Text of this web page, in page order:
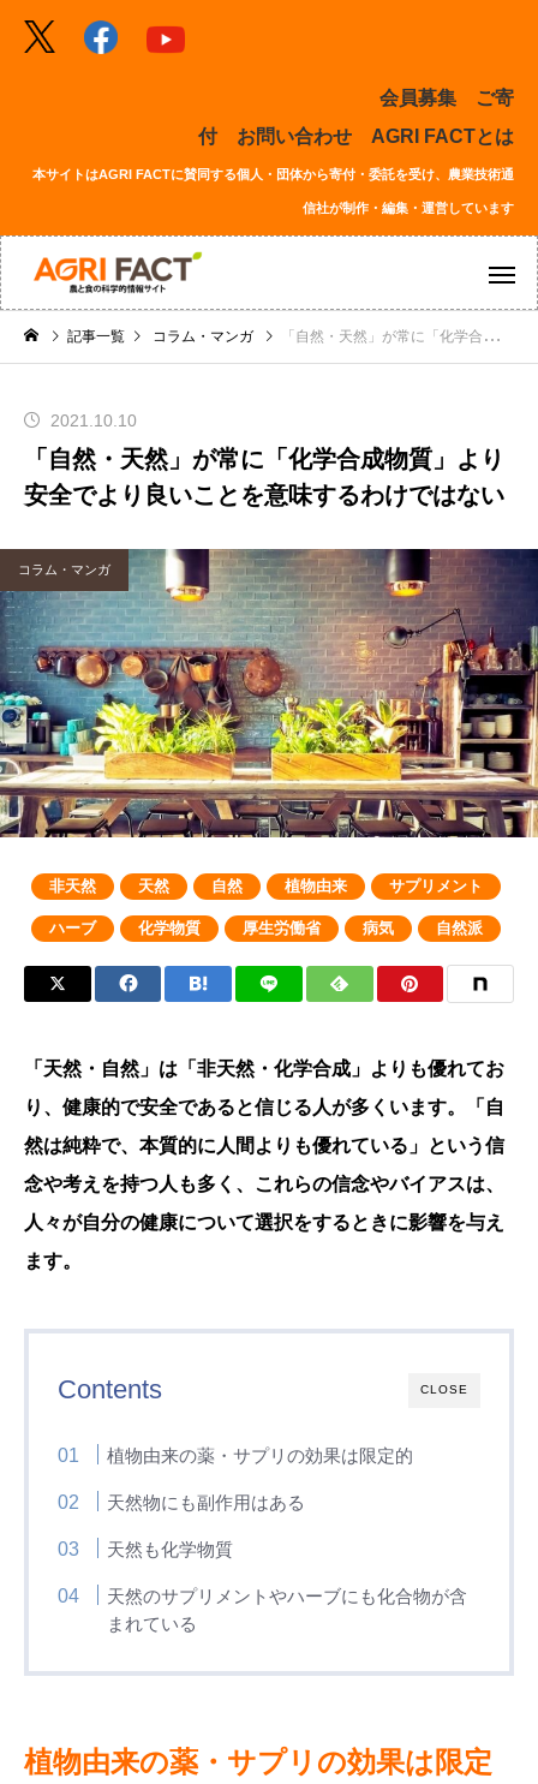
会員募集
ご寄
付
お問い合わせ AGRI FACTとは
本サイトはAGRI FACTに賛同する個人・団体から寄付・委託を受け、農業技術通
信社が制作・編集・運営しています
記事一覧 コラム・マンガ 「自然・天然」が常に「化学合成物質」より安全でより良いことを意味するわけではない
2021.10.10
「自然・天然」が常に「化学合成物質」より
安全でより良いことを意味するわけではない
コラム・マンガ
非天然 天然 自然 植物由来 サプリメント
ハーブ 化学物質 厚生労働省 病気 自然派
「天然・自然」は「非天然・化学合成」よりも優れてお
り、健康的で安全であると信じる人が多くいます。「自
然は純粋で、本質的に人間よりも優れている」という信
念や考えを持つ人も多く、これらの信念やバイアスは、
人々が自分の健康について選択をするときに影響を与え
ます。
CLOSE
Contents
植物由来の薬・サプリの効果は限定的
天然物にも副作用はある
天然も化学物質
天然のサプリメントやハーブにも化合物が含
まれている
植物由来の薬・サプリの効果は限定